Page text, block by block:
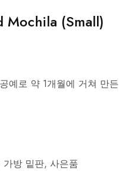
Mochila (Small)
예로 약 1개월에 거쳐 만든
방 밑판, 사은품